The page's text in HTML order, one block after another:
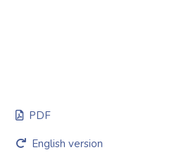
PDF
English version